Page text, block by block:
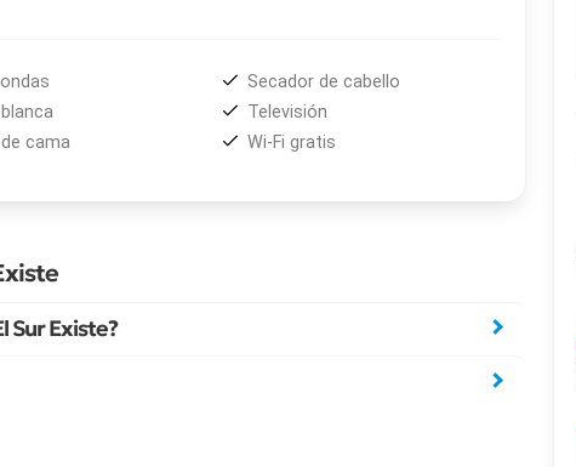
cama
Secador de cabello
Televisión
Wi-Fi gratis
Sur Existe?